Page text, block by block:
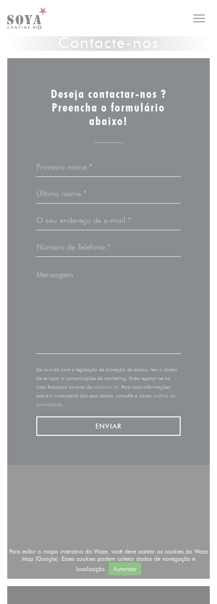
Painel de Gerenciamento de Cookies
Contacte-nos
Deseja contactar-nos ?
Preencha o formulário
abaixo!
De acordo com a legislação de proteção de dados, tem o direito
de se opor a comunicações de marketing. Pode registar-se na
Lista Robinson através de robinson.pt. Para mais informações
sobre o tratamento dos seus dados, consulte a nossa política de
privacidade.
Para exibir o mapa interativo do Waze, você deve aceitar os cookies do Waze
Map (Google). Esses cookies podem coletar dados de navegação e
localização.
Autorizar